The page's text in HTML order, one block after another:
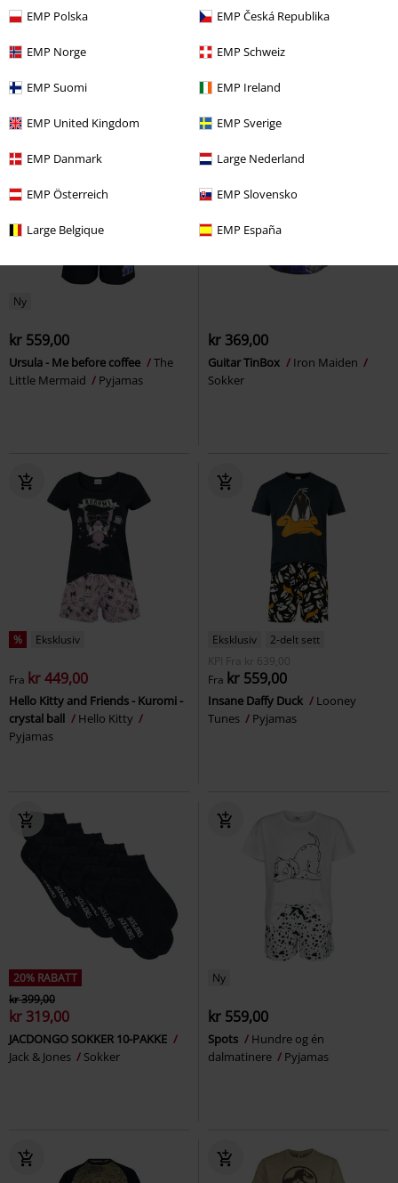
EMP Polska EMP Česká Republika
EMP Norge EMP Schweiz
EMP Suomi EMP Ireland
EMP United Kingdom EMP Sverige
EMP Danmark Large Nederland
EMP Österreich EMP Slovensko
Large Belgique EMP España
House of the Dragon
Expecto Patronum - Hedwig -
Potter
Sokker
Ny
kr 559,00
Ursula - Me before coffee
The
Little Mermaid
Pyjamas
kr 369,00
Guitar TinBox
Iron Maiden
Sokker
% Eksklusiv
Fra kr 449,00
Hello Kitty and Friends - Kuromi -
crystal ball
Hello Kitty
Pyjamas
Eksklusiv
2-delt sett
KPI
Fra kr 639,00
Fra kr 559,00
Insane Daffy Duck
Looney
Tunes
Pyjamas
20% RABATT
kr 399,00
kr 319,00
JACDONGO SOKKER 10-PAKKE
Jack & Jones
Sokker
Ny
kr 559,00
Spots
Hundre og én
dalmatinere
Pyjamas